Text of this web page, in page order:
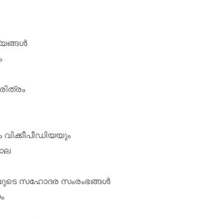
സഹോദര സംരംഭങ്ങള്‍